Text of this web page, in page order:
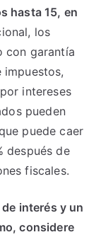
hasta 15, en
los
con garantía
impuestos,
intereses
pueden
puede caer
después de
fiscales.
interés y un
considere